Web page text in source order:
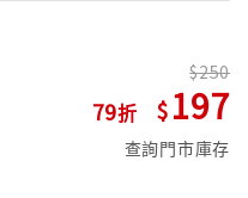
79
250
197
查詢門市庫存